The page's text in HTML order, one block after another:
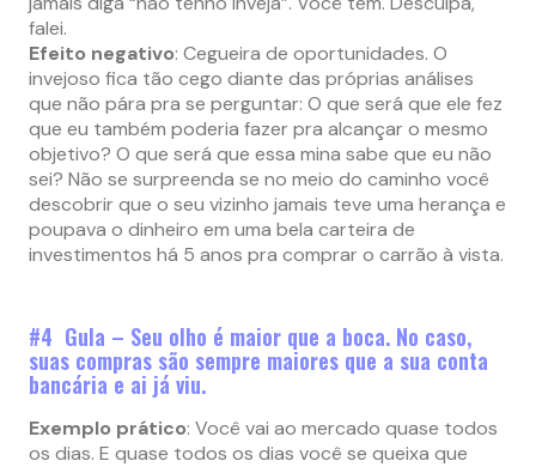
falei.
Efeito negativo: Cegueira de oportunidades. O
invejoso fica tão cego diante das próprias análises
que não pára pra se perguntar: O que será que ele fez
que eu também poderia fazer pra alcançar o mesmo
objetivo? O que será que essa mina sabe que eu não
sei? Não se surpreenda se no meio do caminho você
descobrir que o seu vizinho jamais teve uma herança e
poupava o dinheiro em uma bela carteira de
investimentos há 5 anos pra comprar o carrão à vista.
#4 Gula – Seu olho é maior que a boca. No caso,
suas compras são sempre maiores que a sua conta
bancária e ai já viu.
Exemplo prático: Você vai ao mercado quase todos
os dias. E quase todos os dias você se queixa que